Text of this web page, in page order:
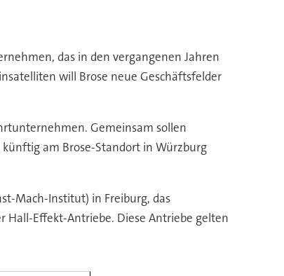
das in den vergangenen Jahren
will Brose neue Geschäftsfelder
Gemeinsam sollen
am Brose-Standort in Würzburg
Mach-Institut) in Freiburg, das
Hall-Effekt-Antriebe. Diese Antriebe gelten